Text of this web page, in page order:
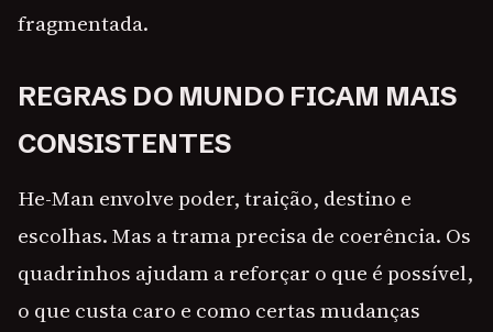
fragmentada.
REGRAS DO MUNDO FICAM MAIS
CONSISTENTES
He-Man envolve poder, traição, destino e
escolhas. Mas a trama precisa de coerência. Os
quadrinhos ajudam a reforçar o que é possível,
o que custa caro e como certas mudanças